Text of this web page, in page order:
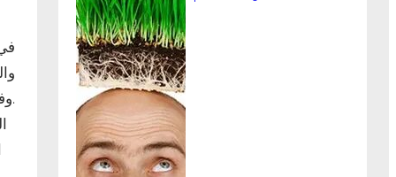
وفق الجرعات الموصى بها، حيث قد تكون لها آثار جانبية خطيرة إذا تم استخدامها بشكل غير صحيح.